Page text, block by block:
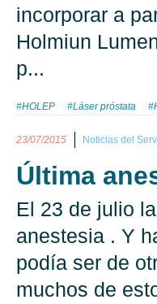
incorporar a
Holmiun
p...
#HOLEP #Láser próstata
23/07/2015 Noticias del
Última
El 23 de julio
anestesia . Y
podía ser de
muchos de